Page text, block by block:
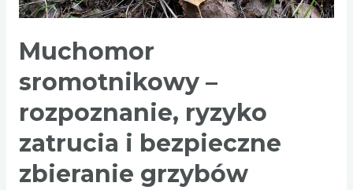
Muchomor
sromotnikowy –
rozpoznanie, ryzyko
zatrucia i bezpieczne
zbieranie grzybów